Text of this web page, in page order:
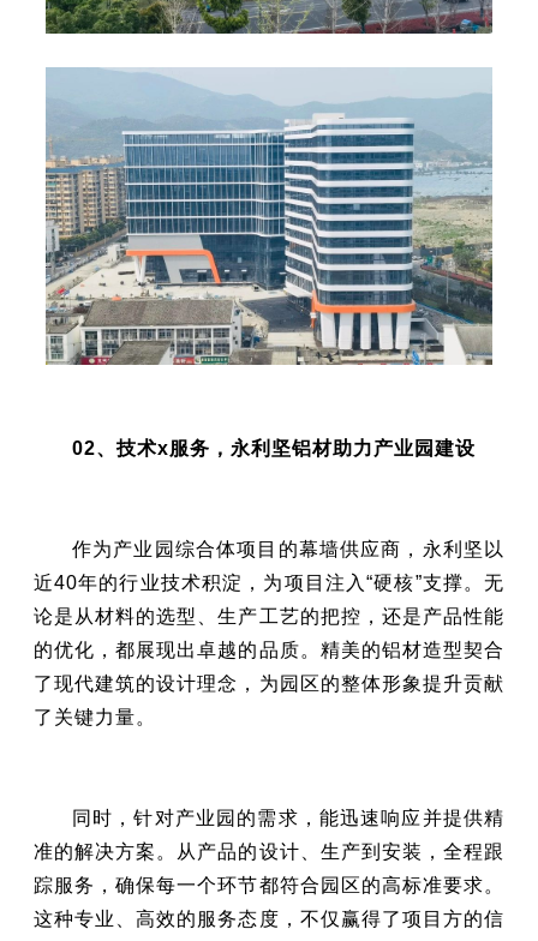
02、技术x服务，永利坚铝材助力产业园建设
作为产业园综合体项目的幕墙供应商，永利坚以
近40年的行业技术积淀，为项目注入“硬核”支撑。无
论是从材料的选型、生产工艺的把控，还是产品性能
的优化，都展现出卓越的品质。精美的铝材造型契合
了现代建筑的设计理念，为园区的整体形象提升贡献
了关键力量。
同时，针对产业园的需求，能迅速响应并提供精
准的解决方案。从产品的设计、生产到安装，全程跟
踪服务，确保每一个环节都符合园区的高标准要求。
这种专业、高效的服务态度，不仅赢得了项目方的信